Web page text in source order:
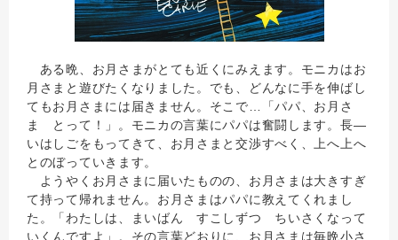
ある晩、お月さまがとても近くにみえます。モニカはお
月さまと遊びたくなりました。でも、どんなに手を伸ばし
てもお月さまには届きません。そこで…「パパ、お月さ
ま とって！」。モニカの言葉にパパは奮闘します。長―
いはしごをもってきて、お月さまと交渉すべく、上へ上へ
とのぼっていきます。
ようやくお月さまに届いたものの、お月さまは大きすぎ
て持って帰れません。お月さまはパパに教えてくれまし
た。「わたしは、まいばん すこしずつ ちいさくなって
いくんですよ」。その言葉どおりに、お月さまは毎晩小さ